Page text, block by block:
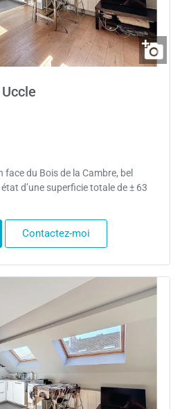
face du Bois de la Cambre, bel
d’une superficie totale de ± 63
Contactez-moi